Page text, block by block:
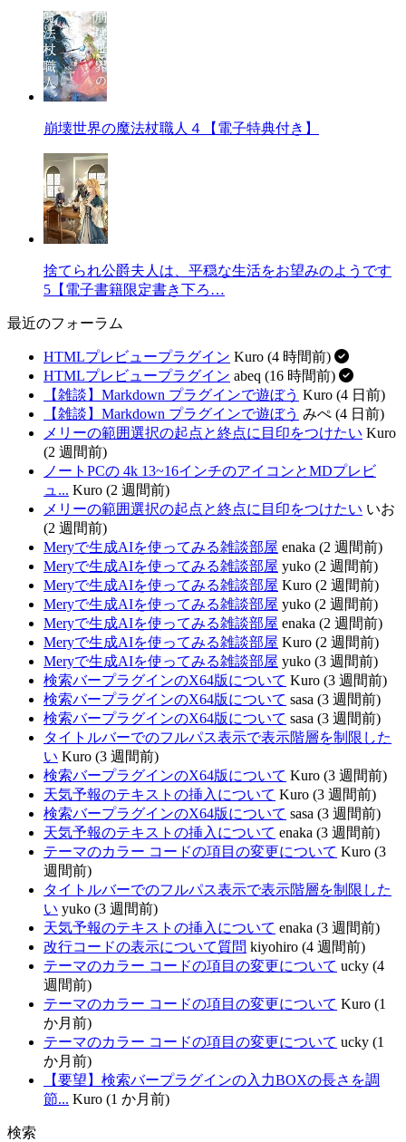
崩壊世界の魔法杖職人４【電子特典付き】
捨てられ公爵夫人は、平穏な生活をお望みのようです
5【電子書籍限定書き下ろ…
最近のフォーラム
HTMLプレビュープラグイン Kuro (4 時間前)
HTMLプレビュープラグイン abeq (16 時間前)
【雑談】Markdown プラグインで遊ぼう Kuro (4 日前)
【雑談】Markdown プラグインで遊ぼう みぺ (4 日前)
メリーの範囲選択の起点と終点に目印をつけたい Kuro
(2 週間前)
ノートPCの 4k 13~16インチのアイコンとMDプレビ
ュ... Kuro (2 週間前)
メリーの範囲選択の起点と終点に目印をつけたい いお
(2 週間前)
Meryで生成AIを使ってみる雑談部屋 enaka (2 週間前)
Meryで生成AIを使ってみる雑談部屋 yuko (2 週間前)
Meryで生成AIを使ってみる雑談部屋 Kuro (2 週間前)
Meryで生成AIを使ってみる雑談部屋 yuko (2 週間前)
Meryで生成AIを使ってみる雑談部屋 enaka (2 週間前)
Meryで生成AIを使ってみる雑談部屋 Kuro (2 週間前)
Meryで生成AIを使ってみる雑談部屋 yuko (3 週間前)
検索バープラグインのX64版について Kuro (3 週間前)
検索バープラグインのX64版について sasa (3 週間前)
検索バープラグインのX64版について sasa (3 週間前)
タイトルバーでのフルパス表示で表示階層を制限した
い Kuro (3 週間前)
検索バープラグインのX64版について Kuro (3 週間前)
天気予報のテキストの挿入について Kuro (3 週間前)
検索バープラグインのX64版について sasa (3 週間前)
天気予報のテキストの挿入について enaka (3 週間前)
テーマのカラー コードの項目の変更について Kuro (3
週間前)
タイトルバーでのフルパス表示で表示階層を制限した
い yuko (3 週間前)
天気予報のテキストの挿入について enaka (3 週間前)
改行コードの表示について質問 kiyohiro (4 週間前)
テーマのカラー コードの項目の変更について ucky (4
週間前)
テーマのカラー コードの項目の変更について Kuro (1
か月前)
テーマのカラー コードの項目の変更について ucky (1
か月前)
【要望】検索バープラグインの入力BOXの長さを調
節... Kuro (1 か月前)
検索